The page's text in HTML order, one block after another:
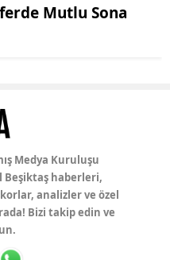
Mutlu Sona
Medya Kuruluşu
Beşiktaş haberleri,
analizler ve özel
Bizi takip edin ve